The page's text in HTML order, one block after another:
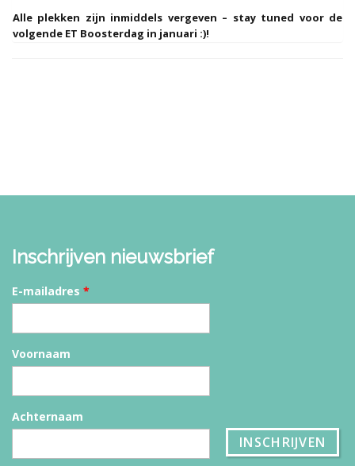
Alle plekken zijn inmiddels vergeven – stay tuned voor de
volgende ET Boosterdag in januari :)!
Inschrijven nieuwsbrief
E-mailadres *
Voornaam
Achternaam